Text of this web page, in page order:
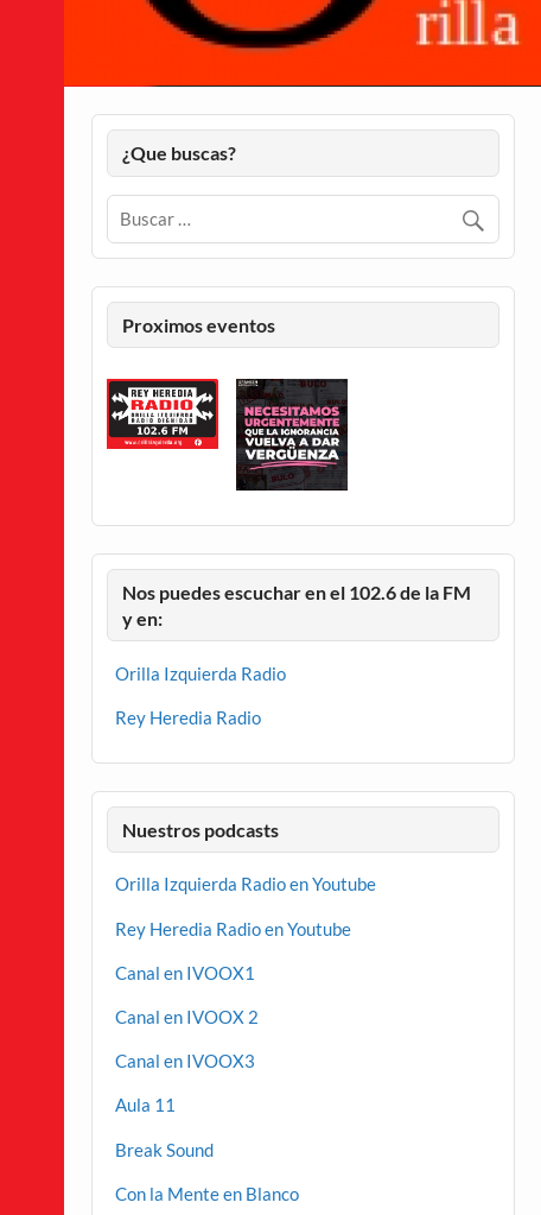
¿Que buscas?
Proximos eventos
Nos puedes escuchar en el 102.6 de la FM
y en:
Orilla Izquierda Radio
Rey Heredia Radio
Nuestros podcasts
Orilla Izquierda Radio en Youtube
Rey Heredia Radio en Youtube
Canal en IVOOX1
Canal en IVOOX 2
Canal en IVOOX3
Aula 11
Break Sound
Con la Mente en Blanco